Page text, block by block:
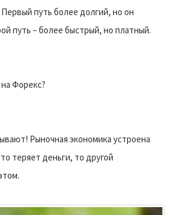
путь более долгий, но он
путь – более быстрый, но платный.
Форекс?
Рыночная экономика устроена
теряет деньги, то другой